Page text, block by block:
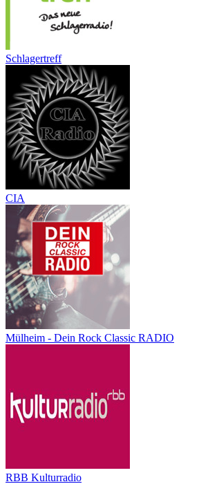
Schlagertreff
CIA
Mülheim - Dein Rock Classic RADIO
RBB Kulturradio